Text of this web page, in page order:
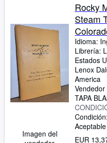
Imagen del
Rocky
Steam
Denver,
Idioma:
Librería:
Estados
Lenox
America
TAPA
Aceptable
EUR